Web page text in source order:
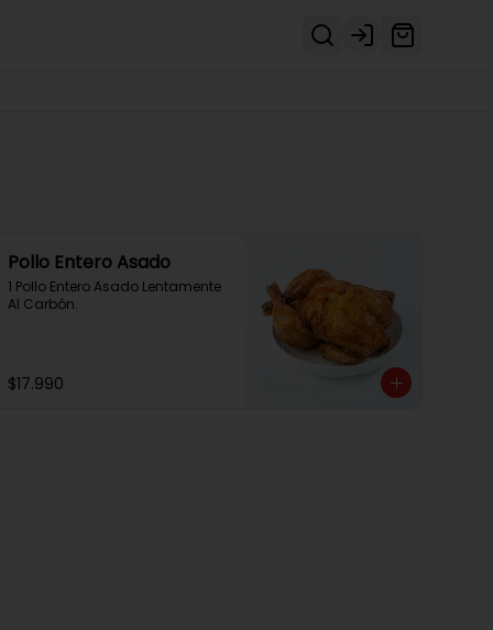
Login
Pollo Entero Asado
1 Pollo Entero Asado Lentamente
Al Carbón.
$17.990